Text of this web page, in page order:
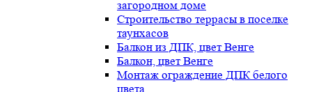
загородном доме
Строительство террасы в поселке
таунхасов
Балкон из ДПК, цвет Венге
Балкон, цвет Венге
Монтаж ограждение ДПК белого
цвета